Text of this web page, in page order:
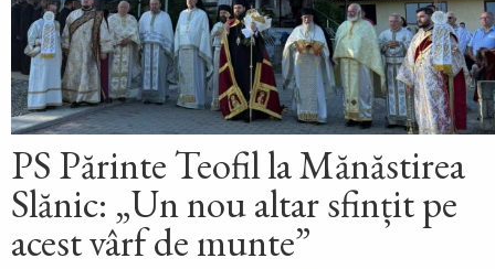
PS Părinte Teofil la Mănăstirea
Slănic: „Un nou altar sfințit pe
acest vârf de munte”